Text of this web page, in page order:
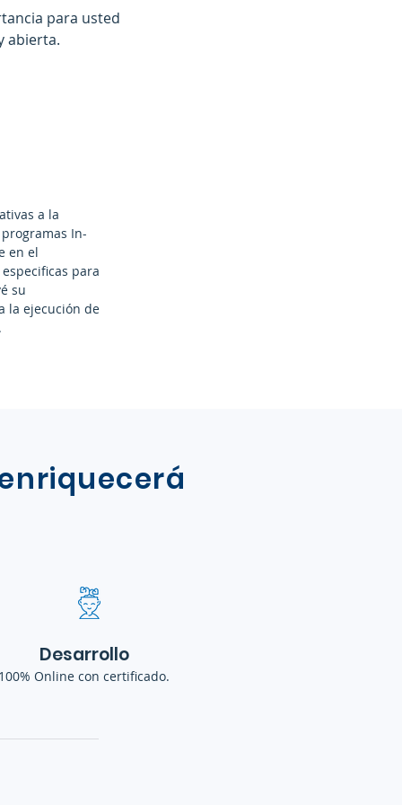
para usted
abierta.
a la
In-
en el
para
su
la ejecución de
Desarrollo
Online con certificado.